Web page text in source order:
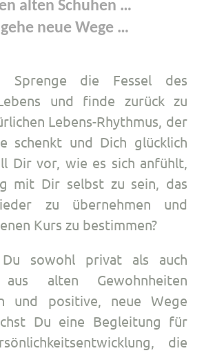
alten Schuhen …
neue Wege …
Sprenge die Fessel des
und finde zurück zu
Lebens-Rhythmus, der
schenkt und Dich glücklich
Dir vor, wie es sich anfühlt,
mit Dir selbst zu sein, das
zu übernehmen und
Kurs zu bestimmen?
sowohl privat als auch
alten Gewohnheiten
und positive, neue Wege
Du eine Begleitung für
die